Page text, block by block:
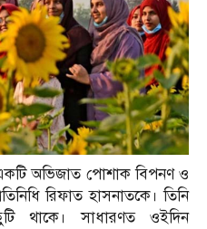
অভিজাত পোশাক বিপনণ ও
রিফাত হাসনাতকে। তিনি
থাকে। সাধারণত ওইদিন